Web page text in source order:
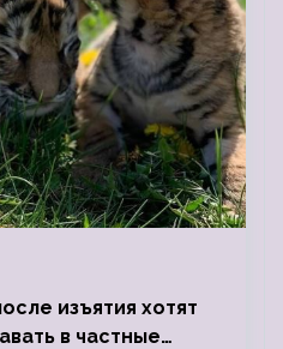
изъятия хотят
в частные